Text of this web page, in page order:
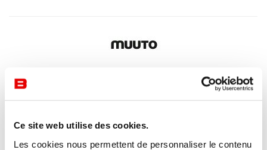
Ce site web utilise des cookies.
Les cookies nous permettent de personnaliser le contenu